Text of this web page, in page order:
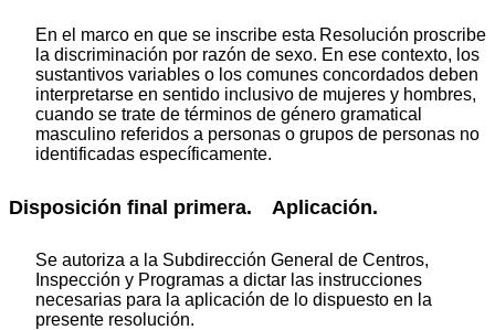
En el marco en que se inscribe esta Resolución proscribe
la discriminación por razón de sexo. En ese contexto, los
sustantivos variables o los comunes concordados deben
interpretarse en sentido inclusivo de mujeres y hombres,
cuando se trate de términos de género gramatical
masculino referidos a personas o grupos de personas no
identificadas específicamente.
Disposición final primera. Aplicación.
Se autoriza a la Subdirección General de Centros,
Inspección y Programas a dictar las instrucciones
necesarias para la aplicación de lo dispuesto en la
presente resolución.